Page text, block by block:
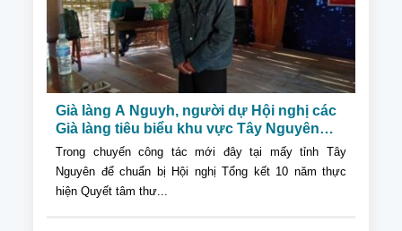
Già làng A Nguyh, người dự Hội nghị các
Già làng tiêu biểu khu vực Tây Nguyên
cách đây 10 năm
Trong chuyến công tác mới đây tại mấy tỉnh Tây
Nguyên để chuẩn bị Hội nghị Tổng kết 10 năm thực
hiện Quyết tâm thư...